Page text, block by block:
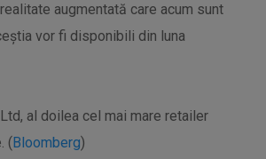
augmentată care acum sunt
vor fi disponibili din luna
al doilea cel mai mare retailer
(Bloomberg)